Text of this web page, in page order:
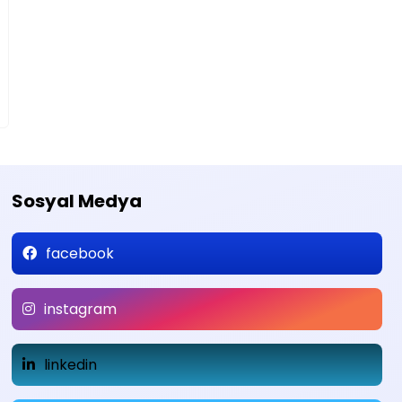
Sosyal Medya
facebook
instagram
linkedin